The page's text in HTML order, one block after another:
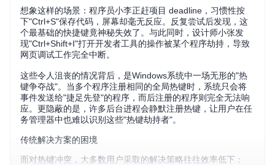
想象这样的场景：程序员小李正赶项目 deadline，习惯性按
下"Ctrl+S"保存代码，屏幕却毫无反应。反复尝试后发现，这
个最基础的快捷键竟神秘失效了。与此同时，设计师小张发
现"Ctrl+Shift+I"打开开发者工具的操作被某个程序劫持，导致
网页调试工作完全中断。
这些令人沮丧的情况背后，是Windows系统中一场无形的"热
键争夺战"。当多个程序注册相同的全局热键时，系统只会将
事件发送给"捷足先登"的程序，而后注册的程序则完全无法响
应。更隐蔽的是，许多后台进程会静默注册热键，让用户在任
务管理器中也难以识别这些"热键劫持者"。
传统解决方案的困境
面对热键冲突，大多数用户采取的解决策略往往效率低下：